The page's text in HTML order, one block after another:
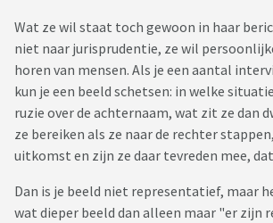
Wat ze wil staat toch gewoon in haar
niet naar jurisprudentie, ze wil
horen van mensen. Als je een aantal
kun je een beeld schetsen: in welke
ruzie over de achternaam, wat zit ze dan
ze bereiken als ze naar de rechter
uitkomst en zijn ze daar tevreden mee,
Dan is je beeld niet representatief, maar
wat dieper beeld dan alleen maar "er zijn